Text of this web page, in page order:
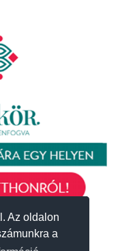
Az oldalon
a
Az oldalon
a